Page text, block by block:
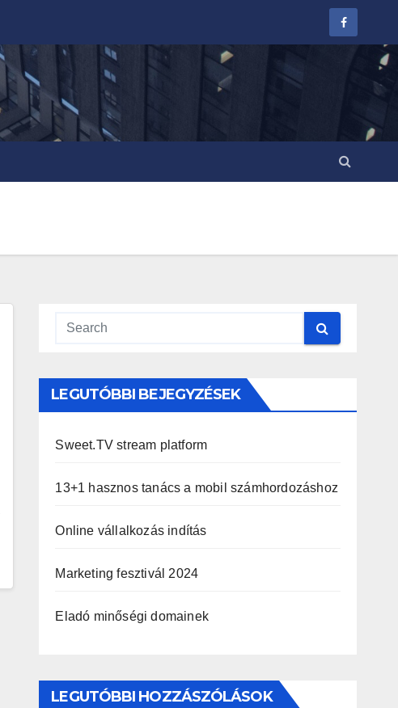
LEGUTÓBBI BEJEGYZÉSEK
Sweet.TV stream platform
13+1 hasznos tanács a mobil számhordozáshoz
Online vállalkozás indítás
Marketing fesztivál 2024
Eladó minőségi domainek
LEGUTÓBBI HOZZÁSZÓLÁSOK